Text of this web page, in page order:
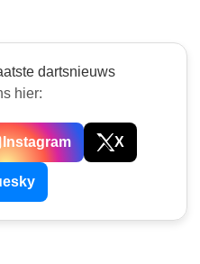
dartsnieuws
hier:
Instagram X